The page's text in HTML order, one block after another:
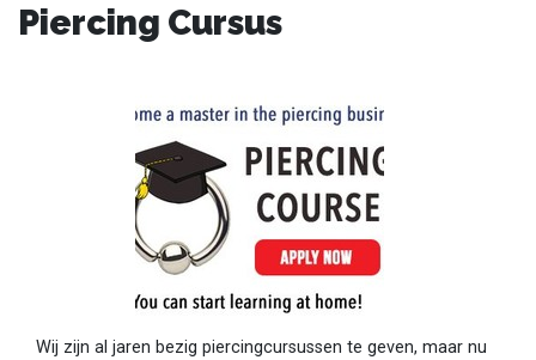
Piercing Cursus
Wij zijn al jaren bezig piercingcursussen te geven, maar nu